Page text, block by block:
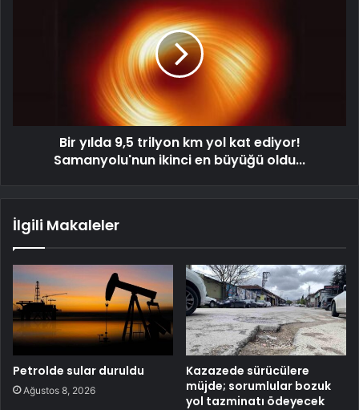
Bir yılda 9,5 trilyon km yol kat ediyor!
Samanyolu'nun ikinci en büyüğü oldu...
İlgili Makaleler
Petrolde sular duruldu
Ağustos 8, 2026
Kazazede sürücülere
müjde; sorumlular bozuk
yol tazminatı ödeyecek